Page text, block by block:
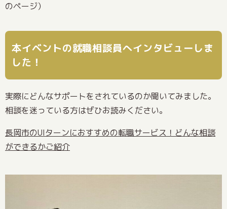
のページ）
本イベントの就職相談員へインタビューしま
した！
実際にどんなサポートをされているのか聞いてみました。
相談を迷っている方はぜひお読みください。
長岡市のUIターンにおすすめの転職サービス！どんな相談
ができるかご紹介